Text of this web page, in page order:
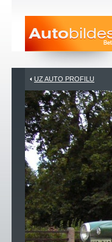
UZ AUTO PROFILU